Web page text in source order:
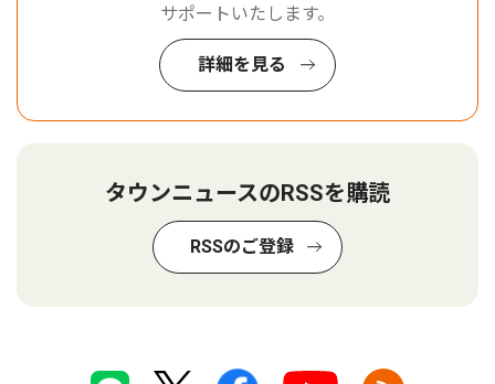
サポートいたします。
詳細を見る
タウンニュースのRSSを購読
RSSのご登録